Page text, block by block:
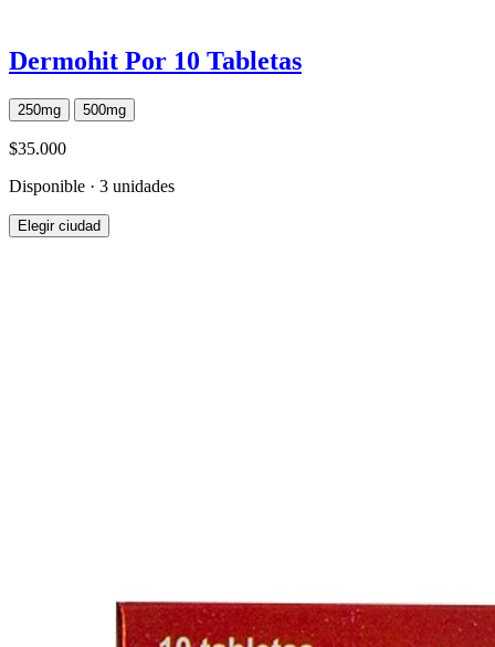
Dermohit Por 10 Tabletas
250mg 500mg
$35.000
Disponible · 3 unidades
Elegir ciudad